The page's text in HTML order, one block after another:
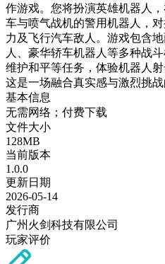
作游戏。您将扮演英雄机器人
车与喷气战机的警用机器人，
力及飞行汽车敌人。游戏包含
人、豪华轿车机器人等多种战
维护和平等任务，体验机器人
这是一场融合真实感与激烈挑战
基本信息
无需网络；付费下载
文件大小
128MB
当前版本
1.0.0
更新日期
2026-05-14
发行商
广州火剑科技有限公司
玩家评价